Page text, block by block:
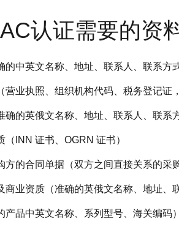
认证需要的资
的中英文名称、地址、联系人、联系方
营业执照、组织机构代码、税务登记证
确的英俄文名称、地址、联系人、联系
INN 证书、OGRN 证书）
方的合同单据（双方之间直接关系的采
商业资质（准确的英俄文名称、地址、
产品中英文名称、系列型号、海关编码）